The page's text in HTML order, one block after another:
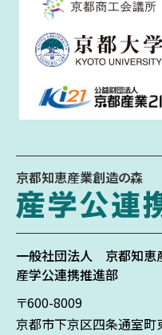
京都知恵産業創造の森
一般社団法人 京都知
産学公連携推進部
〒600-8009
京都市下京区四条通室町